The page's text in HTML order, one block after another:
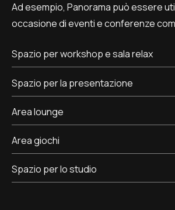
Ad esempio, Panorama può essere
occasione di eventi e conferenze
Spazio per workshop e sala relax
Spazio per la presentazione
Area lounge
Area giochi
Spazio per lo studio